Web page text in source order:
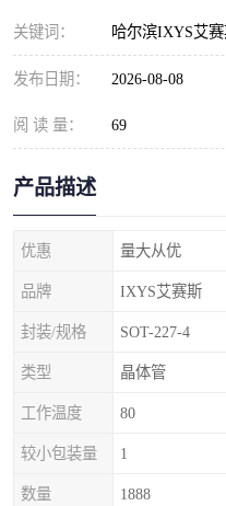
关键词： 哈尔滨IXYS艾
发布日期： 2026-08-08
阅 读 量： 69
产品描述
优惠 量大从优
品牌 IXYS艾赛斯
封装/规格 SOT-227-4
类型 晶体管
工作温度 80
较小包装量 1
数量 1888